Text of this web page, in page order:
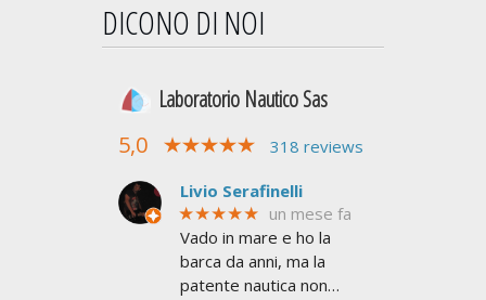
DICONO DI NOI
Laboratorio Nautico Sas
5,0
318 reviews
Livio Serafinelli
★★★★★ un mese fa
Vado in mare e ho la
barca da anni, ma la
patente nautica non